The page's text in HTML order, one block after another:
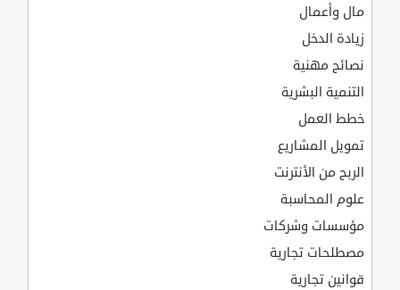
مال وأعمال
زيادة الدخل
نصائح مهنية
التنمية البشرية
خطط العمل
تمويل المشاريع
الربح من الأنترنت
علوم المحاسبة
مؤسسات وشركات
مصطلحات تجارية
قوانين تجارية